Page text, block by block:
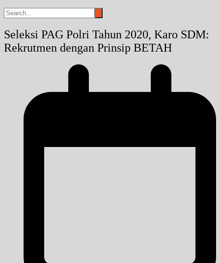
Seleksi PAG Polri Tahun 2020, Karo SDM:
Rekrutmen dengan Prinsip BETAH